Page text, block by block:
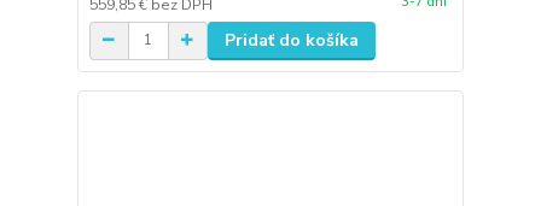
559,85 € bez DPH
Pridať do košíka